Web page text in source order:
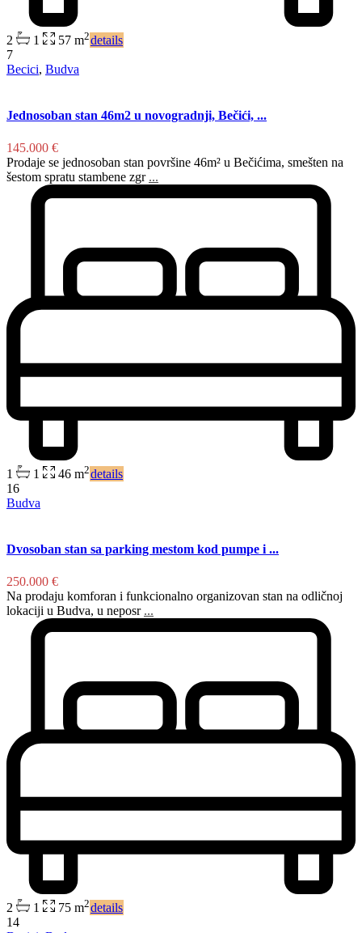
2 1 57 m2details
7
Becici, Budva
Jednosoban stan 46m2 u novogradnji, Bečići, ...
145.000 €
Prodaje se jednosoban stan površine 46m² u Bečićima, smešten na
šestom spratu stambene zgr ...
1 1 46 m2details
16
Budva
Dvosoban stan sa parking mestom kod pumpe i ...
250.000 €
Na prodaju komforan i funkcionalno organizovan stan na odličnoj
lokaciji u Budva, u neposr ...
2 1 75 m2details
14